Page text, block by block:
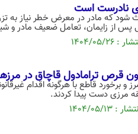
نادرست است
که مادر در معرض خطر نیاز به
از زایمان، تعامل ضعیف مادر و
قرص ترامادول قاچاق در
و برخورد قاطع با هرگونه اقدام
مرزی دست پیدا کردند.